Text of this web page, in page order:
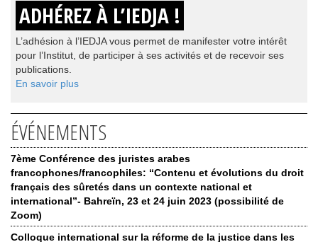
ADHÉREZ À L’IEDJA !
L’adhésion à l’IEDJA vous permet de manifester votre intérêt
pour l’Institut, de participer à ses activités et de recevoir ses
publications.
En savoir plus
ÉVÉNEMENTS
7ème Conférence des juristes arabes
francophones/francophiles: “Contenu et évolutions du droit
français des sûretés dans un contexte national et
international”- Bahreïn, 23 et 24 juin 2023 (possibilité de
Zoom)
Colloque international sur la réforme de la justice dans les